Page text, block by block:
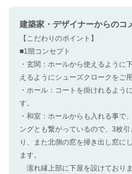
建築家・デザイナーからのコ
【こだわりのポイント】
■1階コンセプト
・玄関：ホールから使えるように
えるようにシューズクロークをご
・ホール：コートを掛けれるよう
す。
・和室：ホールからも入れる事で
ングとも繋がっているので、3枚
り、また北側の窓を掃き出し窓に
ます。
濡れ縁上部に下屋を設けており